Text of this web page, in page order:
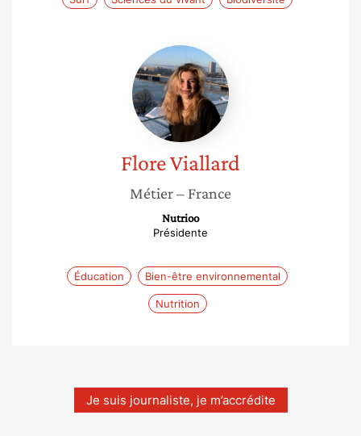
Flore
Viallard
FloreViallard
Métier– France
Nutrioo
Présidente
Éducation Bien-être environnemental
Nutrition
Je suis journaliste, je m’accrédite